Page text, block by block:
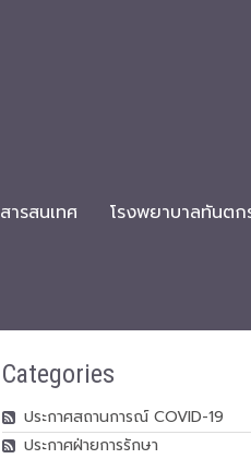
สารสนเทศ โรงพยาบาลทันตก
Categories
ประกาศสถานการณ์ COVID-19
ประกาศฝ่ายการรักษา